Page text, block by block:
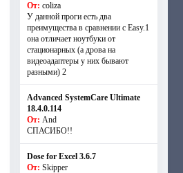
От: coliza
У данной проги есть два
преимущества в сравнении с Easy.1
она отличает ноутбуки от
стационарных (а дрова на
видеоадаптеры у них бывают
разными) 2
Advanced SystemCare Ultimate
18.4.0.114
От: And
СПАСИБО!!
Dose for Excel 3.6.7
От: Skipper